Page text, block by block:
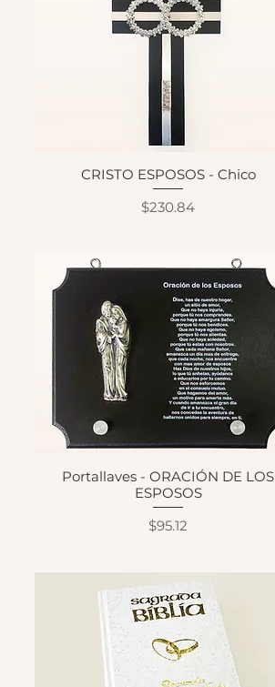
CRISTO ESPOSOS - Chico
Precio
$230.84
Portallaves - ORACIÓN DE LOS
ESPOSOS
Precio
$95.12